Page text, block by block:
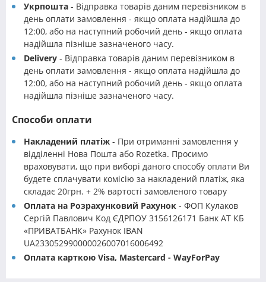
Укрпошта - Відправка товарів даним перевізником в
день оплати замовлення - якщо оплата надійшла до
12:00, або на наступний робочий день - якщо оплата
надійшла пізніше зазначеного часу.
Delivery - Відправка товарів даним перевізником в
день оплати замовлення - якщо оплата надійшла до
12:00, або на наступний робочий день - якщо оплата
надійшла пізніше зазначеного часу.
Способи оплати
Накладений платіж - При отриманні замовлення у
відділенні Нова Пошта або Rozetka. Просимо
враховувати, що при виборі даного способу оплати Ви
будете сплачувати комісію за накладений платіж, яка
складає 20грн. + 2% вартості замовленого товару
Оплата на Розрахунковий Рахунок - ФОП Кулаков
Сергій Павлович Код ЄДРПОУ 3156126171 Банк АТ КБ
«ПРИВАТБАНК» Рахунок IBAN
UA233052990000026007016006492
Оплата карткою Visa, Mastercard - WayForPay